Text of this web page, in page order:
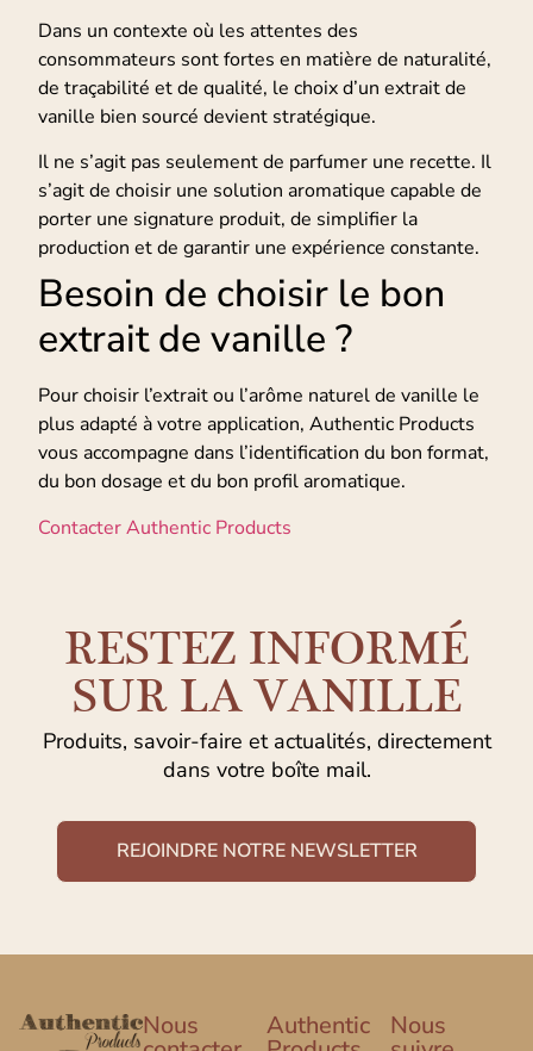
Dans un contexte où les attentes des
consommateurs sont fortes en matière de naturalité,
de traçabilité et de qualité, le choix d’un extrait de
vanille bien sourcé devient stratégique.
Il ne s’agit pas seulement de parfumer une recette. Il
s’agit de choisir une solution aromatique capable de
porter une signature produit, de simplifier la
production et de garantir une expérience constante.
Besoin de choisir le bon
extrait de vanille ?
Pour choisir l’extrait ou l’arôme naturel de vanille le
plus adapté à votre application, Authentic Products
vous accompagne dans l’identification du bon format,
du bon dosage et du bon profil aromatique.
Contacter Authentic Products
RESTEZ INFORMÉ
SUR LA VANILLE
Produits, savoir-faire et actualités, directement
dans votre boîte mail.
REJOINDRE NOTRE NEWSLETTER
Nous Authentic Nous